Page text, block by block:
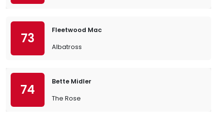
73
Fleetwood Mac
Albatross
74
Bette Midler
The Rose